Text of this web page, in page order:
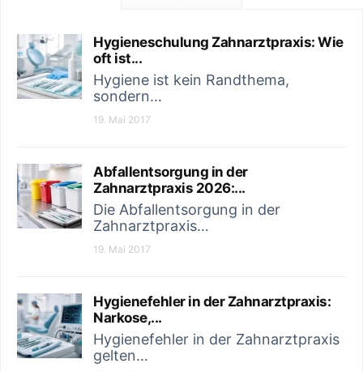
in der
und
24. Januar 2026
Hygieneschulung Zahnarztpraxis: Wie
oft ist...
Hygiene ist kein Randthema,
sondern…
19. Mai 2017
Abfallentsorgung in der
Zahnarztpraxis 2026:...
Die Abfallentsorgung in der
Zahnarztpraxis…
19. Mai 2017
Hygienefehler in der Zahnarztpraxis:
Narkose,...
Hygienefehler in der Zahnarztpraxis
gelten…